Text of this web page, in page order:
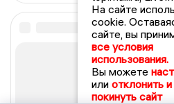
На сайте
cookie.
сайте, вы
все условия
использования.
Вы можете
или отклонить и
покинуть сайт